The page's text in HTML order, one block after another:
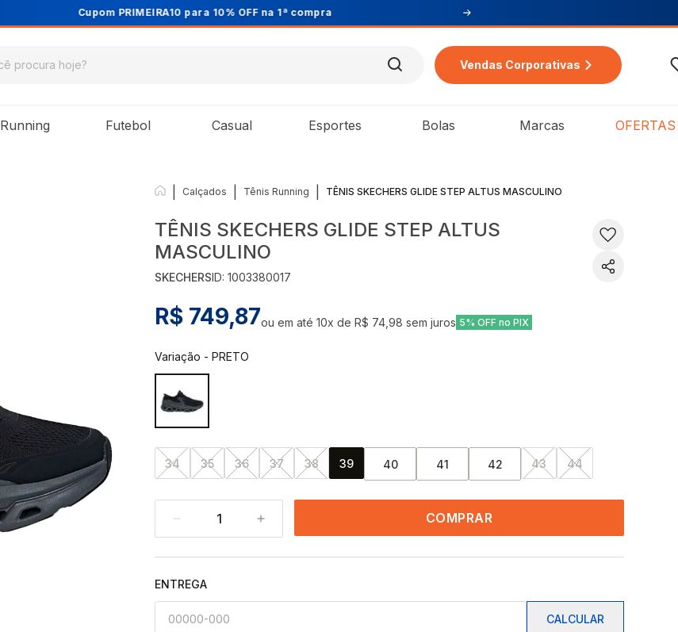
Cupom PRIMEIRA10 para 10% OFF na 1ª compra
Vendas Corporativas
Running Futebol Casual Esportes Bolas Marcas OFERTAS
Calçados Tênis Running TÊNIS SKECHERS GLIDE STEP ALTUS MASCULINO
TÊNIS SKECHERS GLIDE STEP ALTUS
MASCULINO
SKECHERSID:1003380017
R$ 749,87ou em até10x deR$ 74,98 sem juros 5% OFF no PIX
Variação -PRETO
34 35 36 37 38 39 40 41 42 43 44
1 COMPRAR
ENTREGA
CALCULAR